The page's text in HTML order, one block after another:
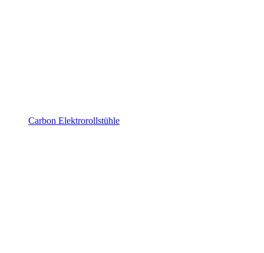
Carbon Elektrorollstühle